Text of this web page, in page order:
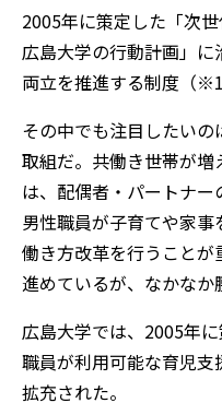
2005年に策定した「次
広島大学の行動計画」に
両立を推進する制度（※1
その中でも注目したい
取組だ。共働き世帯が
は、配偶者・パートナー
男性職員が子育てや家
働き方改革を行うこと
進めているが、なかなか
広島大学では、2005年
職員が利用可能な育児
拡充された。